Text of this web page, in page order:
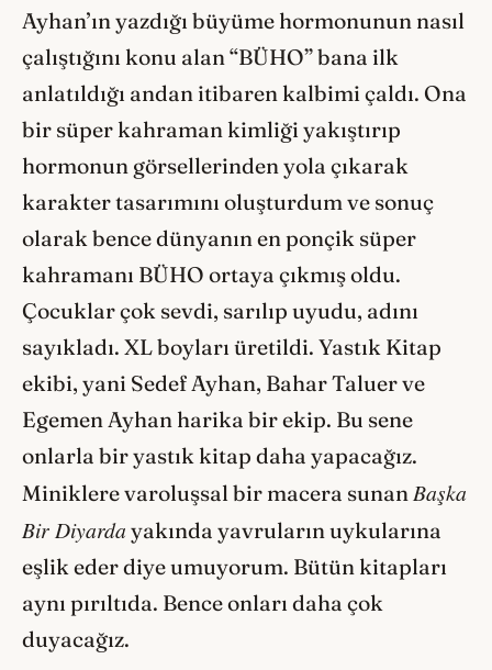
Ayhan’ın yazdığı büyüme hormonunun nasıl
çalıştığını konu alan “BÜHO” bana ilk
anlatıldığı andan itibaren kalbimi çaldı. Ona
bir süper kahraman kimliği yakıştırıp
hormonun görsellerinden yola çıkarak
karakter tasarımını oluşturdum ve sonuç
olarak bence dünyanın en ponçik süper
kahramanı BÜHO ortaya çıkmış oldu.
Çocuklar çok sevdi, sarılıp uyudu, adını
sayıkladı. XL boyları üretildi. Yastık Kitap
ekibi, yani Sedef Ayhan, Bahar Taluer ve
Egemen Ayhan harika bir ekip. Bu sene
onlarla bir yastık kitap daha yapacağız.
Miniklere varoluşsal bir macera sunan Başka
Bir Diyarda yakında yavruların uykularına
eşlik eder diye umuyorum. Bütün kitapları
aynı pırıltıda. Bence onları daha çok
duyacağız.